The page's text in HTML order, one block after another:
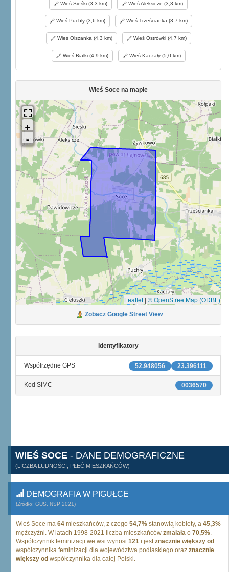
Wieś Sieśki (3,3 km) Wieś Aleksicze (3,3 km)
Wieś Puchły (3,6 km) Wieś Trześcianka (3,7 km)
Wieś Olszanka (4,3 km) Wieś Ostrówki (4,7 km)
Wieś Białki (4,9 km) Wieś Kaczały (5,0 km)
Wieś Soce na mapie
Leaflet | © OpenStreetMap (ODBL)
Zobacz Google Street View
Identyfikatory
23.396111
52.948056
Współrzędne GPS
0036570
Kod SIMC
WIEŚ SOCE - DANE DEMOGRAFICZNE
(LICZBA LUDNOŚCI, PŁEĆ MIESZKAŃCÓW)
DEMOGRAFIA W PIGUŁCE
(Źródło: GUS, NSP 2021)
Wieś Soce ma 64 mieszkańców, z czego 54,7% stanowią kobiety, a 45,3%
mężczyźni. W latach 1998-2021 liczba mieszkańców zmalała o 70,5%.
Współczynnik feminizacji we wsi wynosi 121 i jestznacznie większy od
współczynnika feminizacji dla województwa podlaskiego oraz znacznie
większy od współczynnika dla całej Polski.